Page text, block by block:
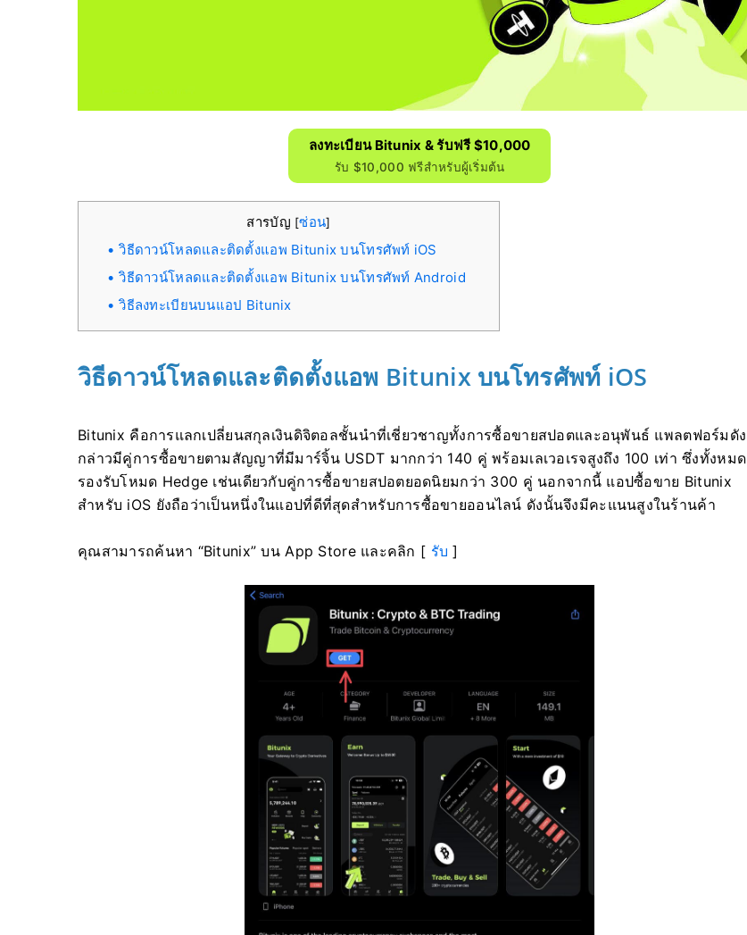
ลงทะเบียน Bitunix & รับฟรี $10,000
รับ $10,000 ฟรีสำหรับผู้เริ่มต้น
สารบัญ [ซ่อน]
วิธีดาวน์โหลดและติดตั้งแอพ Bitunix บนโทรศัพท์ iOS
วิธีดาวน์โหลดและติดตั้งแอพ Bitunix บนโทรศัพท์ Android
วิธีลงทะเบียนบนแอป Bitunix
วิธีดาวน์โหลดและติดตั้งแอพ Bitunix บนโทรศัพท์ iOS
Bitunix คือการแลกเปลี่ยนสกุลเงินดิจิตอลชั้นนำที่เชี่ยวชาญทั้งการซื้อขายสปอตและอนุพันธ์ แพลตฟอร์มดัง
กล่าวมีคู่การซื้อขายตามสัญญาที่มีมาร์จิ้น USDT มากกว่า 140 คู่ พร้อมเลเวอเรจสูงถึง 100 เท่า ซึ่งทั้งหมด
รองรับโหมด Hedge เช่นเดียวกับคู่การซื้อขายสปอตยอดนิยมกว่า 300 คู่ นอกจากนี้ แอปซื้อขาย Bitunix
สำหรับ iOS ยังถือว่าเป็นหนึ่งในแอปที่ดีที่สุดสำหรับการซื้อขายออนไลน์ ดังนั้นจึงมีคะแนนสูงในร้านค้า
คุณสามารถค้นหา “Bitunix” บน App Store และคลิก [ รับ ]